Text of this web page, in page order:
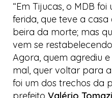
“Em Tijucas, o MDB
ferida, que teve a
beira da morte; mas
vem se
Agora, quem agrediu
mal, quer voltar para a
foi um dos trechos da